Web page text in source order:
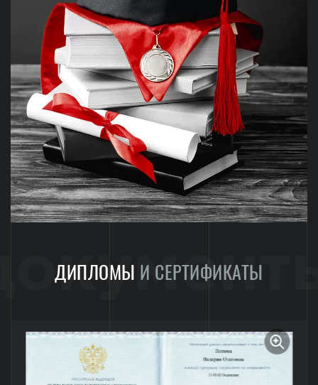
ДИПЛОМЫ И СЕРТИФИКАТЫ